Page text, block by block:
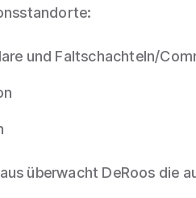
und Faltschachteln/
überwacht DeRoos die